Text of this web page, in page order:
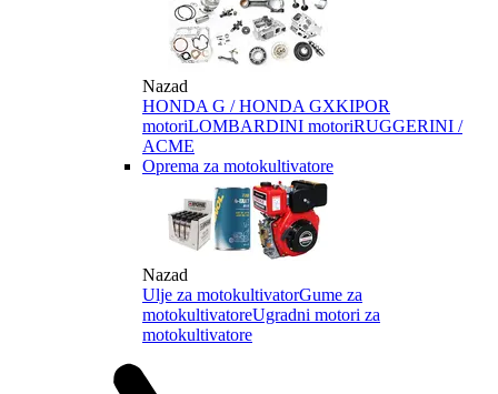
Nazad
HONDA G / HONDA GXKIPOR
motoriLOMBARDINI motoriRUGGERINI /
ACME
Oprema za motokultivatore
Nazad
Ulje za motokultivatorGume za
motokultivatoreUgradni motori za
motokultivatore